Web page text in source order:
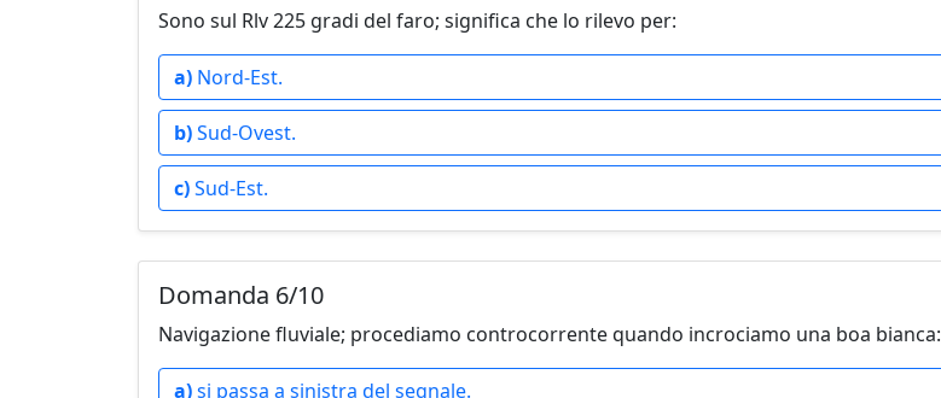
Sono sul Rlv 225 gradi del faro; significa che lo rilevo per:
a) Nord-Est.
b)Sud-Ovest.
c)Sud-Est.
Domanda 6/10
Navigazione fluviale; procediamo controcorrente quando incrociamo una boa bianca:
a)si passa a sinistra del segnale.